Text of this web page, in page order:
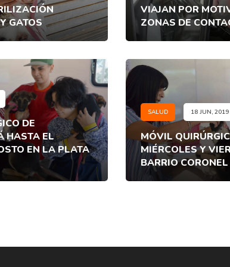
GATOS
VIAJAN POR
ZONAS DE
DE
HASTA EL
EN LA PLATA
SALUD 18 JUN, 2019
MÓVIL
MIÉRCOLES Y
BARRIO